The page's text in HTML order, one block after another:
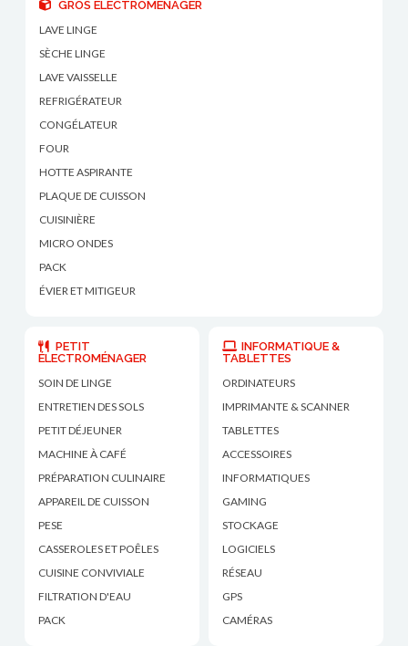
GROS ÉLECTROMÉNAGER
LAVE LINGE
SÈCHE LINGE
LAVE VAISSELLE
REFRIGÉRATEUR
CONGÉLATEUR
FOUR
HOTTE ASPIRANTE
PLAQUE DE CUISSON
CUISINIÈRE
MICRO ONDES
PACK
ÉVIER ET MITIGEUR
PETIT
ÉLECTROMÉNAGER
SOIN DE LINGE
ENTRETIEN DES SOLS
PETIT DÉJEUNER
MACHINE À CAFÉ
PRÉPARATION CULINAIRE
APPAREIL DE CUISSON
PESE
CASSEROLES ET POÊLES
CUISINE CONVIVIALE
FILTRATION D'EAU
PACK
INFORMATIQUE &
TABLETTES
ORDINATEURS
IMPRIMANTE & SCANNER
TABLETTES
ACCESSOIRES
INFORMATIQUES
GAMING
STOCKAGE
LOGICIELS
RÉSEAU
GPS
CAMÉRAS